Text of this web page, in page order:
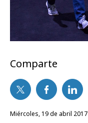
Comparte
miércoles, 19 de abril 2017